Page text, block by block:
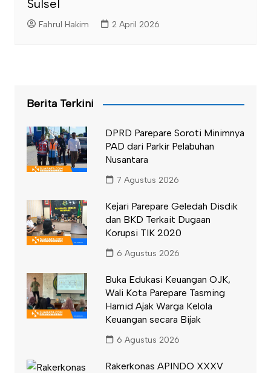
Sulsel
Fahrul Hakim 2 April 2026
Berita Terkini
DPRD Parepare Soroti Minimnya
PAD dari Parkir Pelabuhan
Nusantara
7 Agustus 2026
Kejari Parepare Geledah Disdik
dan BKD Terkait Dugaan
Korupsi TIK 2020
6 Agustus 2026
Buka Edukasi Keuangan OJK,
Wali Kota Parepare Tasming
Hamid Ajak Warga Kelola
Keuangan secara Bijak
6 Agustus 2026
Rakerkonas APINDO XXXV